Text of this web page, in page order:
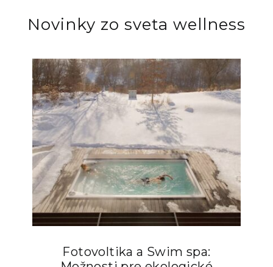
Novinky zo sveta wellness
Fotovoltika a Swim spa: